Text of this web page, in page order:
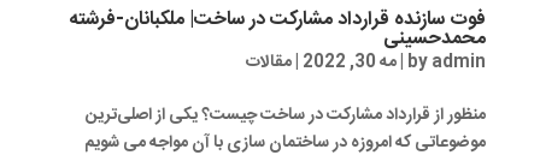
فوت سازنده قرارداد مشارکت در ساخت| ملکبانان-فرشته
محمدحسینی
byadmin
|مه 30, 2022 |مقالات
منظور از قرارداد مشارکت در ساخت چیست؟ یکی از اصلی‌ترین
موضوعاتی که امروزه در ساختمان سازی با آن مواجه می شویم